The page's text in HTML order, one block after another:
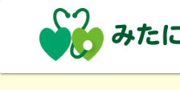
ン